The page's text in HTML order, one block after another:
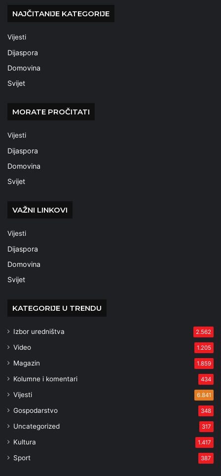
NAJČITANIJE KATEGORIJE
Vijesti
Dijaspora
Domovina
Svijet
MORATE PROČITATI
Vijesti
Dijaspora
Domovina
Svijet
VAŽNI LINKOVI
Vijesti
Dijaspora
Domovina
Svijet
KATEGORIJE U TRENDU
Izbor uredništva 2.562
Video 1.205
Magazin 1.859
Kolumne i komentari 434
Vijesti 6.841
Gospodarstvo 348
Uncategorized 317
Kultura 1.417
Sport 387